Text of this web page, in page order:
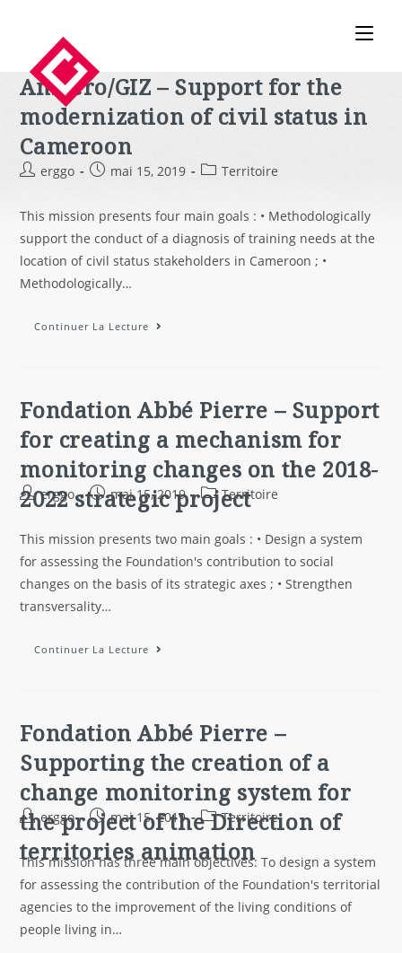
Ambero/GIZ – Support for the
modernization of civil status in
Cameroon
erggo mai 15, 2019 Territoire
This mission presents four main goals : • Methodologically
support the conduct of a diagnosis of training needs at the
location of civil status stakeholders in Cameroon ; •
Methodologically…
Continuer La Lecture
Fondation Abbé Pierre – Support
for creating a mechanism for
monitoring changes on the 2018-
2022 strategic project
erggo mai 15, 2019 Territoire
This mission presents two main goals : • Design a system
for assessing the Foundation's contribution to social
changes on the basis of its strategic axes ; • Strengthen
transversality…
Continuer La Lecture
Fondation Abbé Pierre –
Supporting the creation of a
change monitoring system for
the project of the Direction of
territories animation
erggo mai 15, 2019 Territoire
This mission has three main objectives: To design a system
for assessing the contribution of the Foundation's territorial
agencies to the improvement of the living conditions of
people living in…